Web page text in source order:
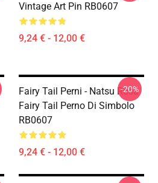
Vintage Art Pin RB0607
9,24 € - 12,00 €
Fairy Tail Perni - Natsu Rosa
Fairy Tail Perno Di Simbolo
RB0607
9,24 € - 12,00 €
-20%